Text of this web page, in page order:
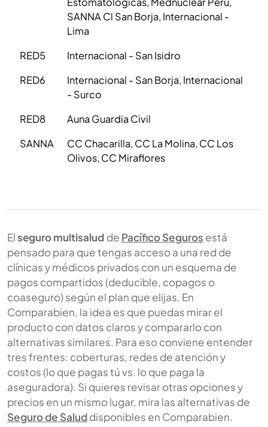
SANNA Cl San Borja, Internacional -
Lima
RED5
Internacional - San Isidro
RED6
Internacional - San Borja, Internacional
- Surco
RED8
Auna Guardia Civil
SANNA
CC Chacarilla, CC La Molina, CC Los
Olivos, CC Miraflores
Elseguro multisalud de Pacífico Seguros está
pensado para que tengas acceso a una red de
clínicas y médicos privados con un esquema de
pagos compartidos (deducible, copagos o
coaseguro) según el plan que elijas. En
Comparabien, la idea es que puedas mirar el
producto con datos claros y compararlo con
alternativas similares. Para eso conviene entender
tres frentes: coberturas, redes de atención y
costos (lo que pagas tú vs. lo que paga la
aseguradora). Si quieres revisar otras opciones y
precios en un mismo lugar, mira las alternativas de
Seguro de Saluddisponibles en Comparabien.